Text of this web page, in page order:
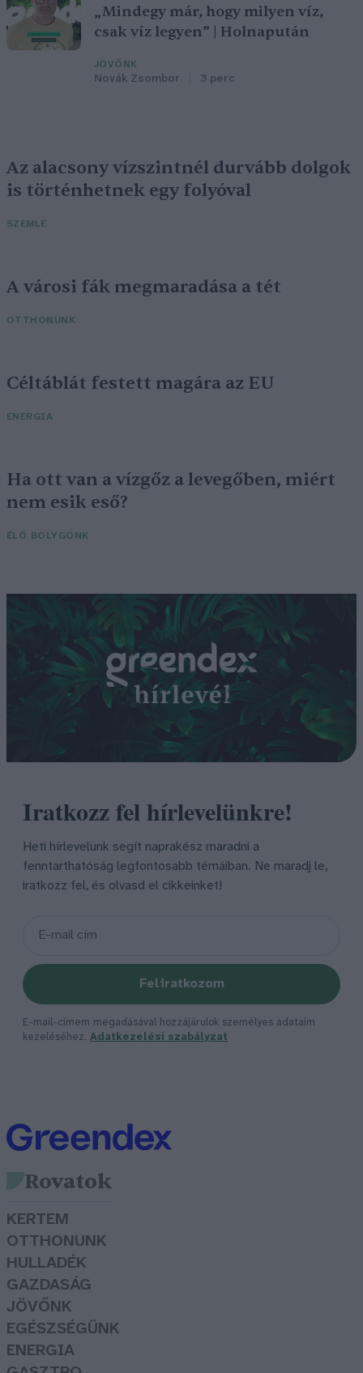
„Mindegy már, hogy milyen víz,
csak víz legyen” | Holnapután
JÖVŐNK
Novák Zsombor 3 perc
Az alacsony vízszintnél durvább dolgok
is történhetnek egy folyóval
SZEMLE
A városi fák megmaradása a tét
OTTHONUNK
Céltáblát festett magára az EU
ENERGIA
Ha ott van a vízgőz a levegőben, miért
nem esik eső?
ÉLŐ BOLYGÓNK
Iratkozz fel hírlevelünkre!
Heti hírlevelünk segít naprakész maradni a
fenntarthatóság legfontosabb témáiban. Ne maradj le,
iratkozz fel, és olvasd el cikkeinket!
Feliratkozom
E-mail-címem megadásával hozzájárulok személyes adataim
kezeléséhez. Adatkezelési szabályzat
Rovatok
KERTEM
OTTHONUNK
HULLADÉK
GAZDASÁG
JÖVŐNK
EGÉSZSÉGÜNK
ENERGIA